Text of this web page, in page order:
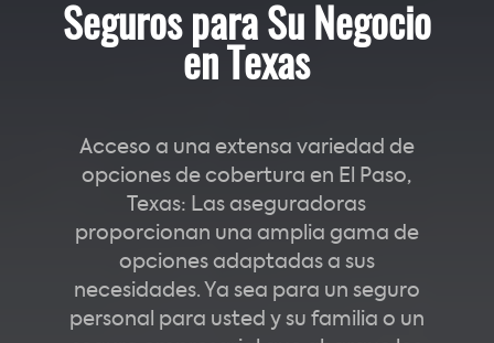
Seguros para Su Negocio
en Texas
Acceso a una extensa variedad de
opciones de cobertura en El Paso,
Texas: Las aseguradoras
proporcionan una amplia gama de
opciones adaptadas a sus
necesidades. Ya sea para un seguro
personal para usted y su familia o un